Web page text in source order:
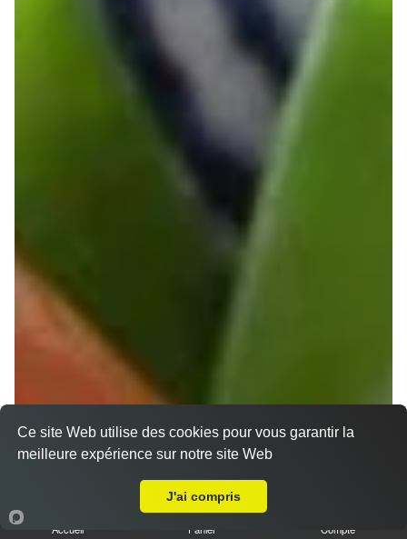
Accueil Panier Compte
Ce site Web utilise des cookies pour vous garantir la
meilleure expérience sur notre site Web
J'ai compris